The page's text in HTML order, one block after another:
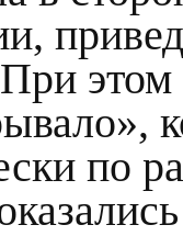
этом
по